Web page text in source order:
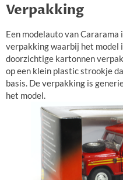
Verpakking
Een modelauto van
verpakking waarbij het model
doorzichtige kartonnen
op een klein plastic strookje
basis. De verpakking is
het model.